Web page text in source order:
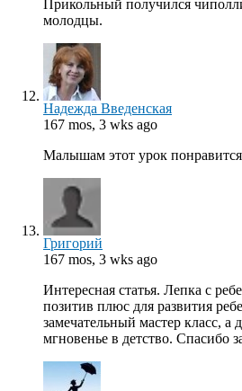
Прикольный получился
молодцы.
Надежда Введенская
167 mos, 3 wks ago
Малышам этот урок понравится
Григорий
167 mos, 3 wks ago
Интересная статья. Лепка с
позитив плюс для развития
замечательный мастер класс,
мгновенье в детство. Спасибо